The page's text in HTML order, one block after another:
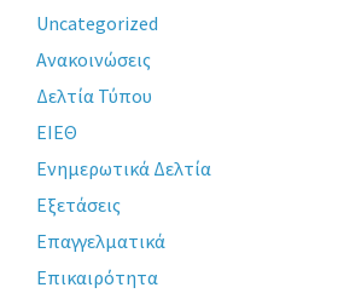
Uncategorized
Ανακοινώσεις
Δελτία Τύπου
ΕΙΕΘ
Ενημερωτικά Δελτία
Εξετάσεις
Επαγγελματικά
Επικαιρότητα